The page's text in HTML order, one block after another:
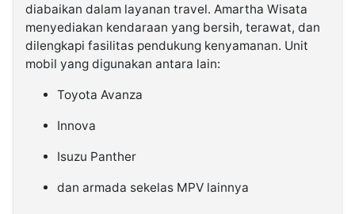
diabaikan dalam layanan travel. Amartha Wisata
menyediakan kendaraan yang bersih, terawat, dan
dilengkapi fasilitas pendukung kenyamanan. Unit
mobil yang digunakan antara lain:
Toyota Avanza
Innova
Isuzu Panther
dan armada sekelas MPV lainnya